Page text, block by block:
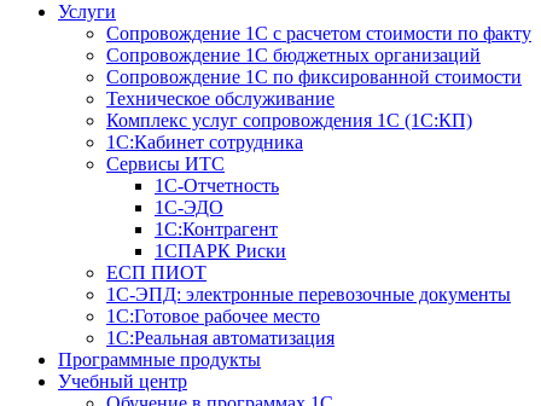
Услуги
Сопровождение 1С с расчетом стоимости по факту
Сопровождение 1С бюджетных организаций
Сопровождение 1С по фиксированной стоимости
Техническое обслуживание
Комплекс услуг сопровождения 1С (1С:КП)
1С:Кабинет сотрудника
Сервисы ИТС
1С-Отчетность
1С-ЭДО
1С:Контрагент
1СПАРК Риски
ЕСП ПИОТ
1С-ЭПД: электронные перевозочные документы
1С:Готовое рабочее место
1С:Реальная автоматизация
Программные продукты
Учебный центр